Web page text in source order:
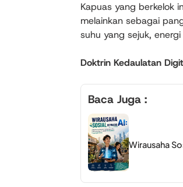
Kapuas yang berkelok
melainkan sebagai
suhu yang sejuk,
Doktrin Kedaulatan
Baca Juga :
Wirausaha